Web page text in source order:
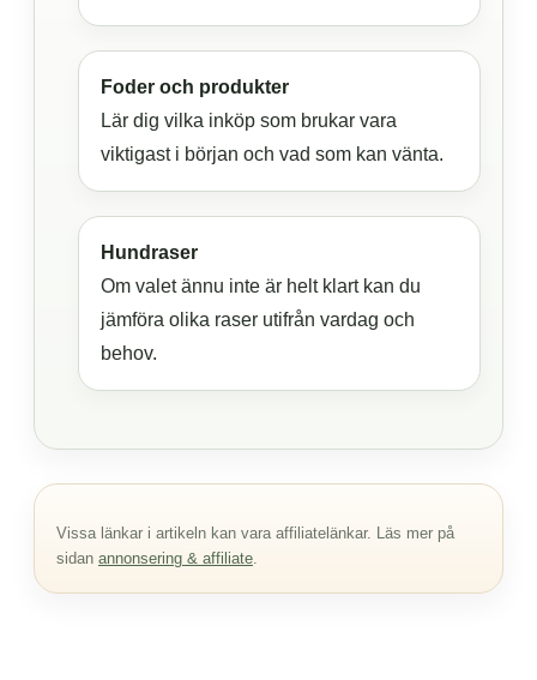
Foder och produkter
Lär dig vilka inköp som brukar vara
viktigast i början och vad som kan vänta.
Hundraser
Om valet ännu inte är helt klart kan du
jämföra olika raser utifrån vardag och
behov.
Vissa länkar i artikeln kan vara affiliatelänkar. Läs mer på
sidan annonsering & affiliate.